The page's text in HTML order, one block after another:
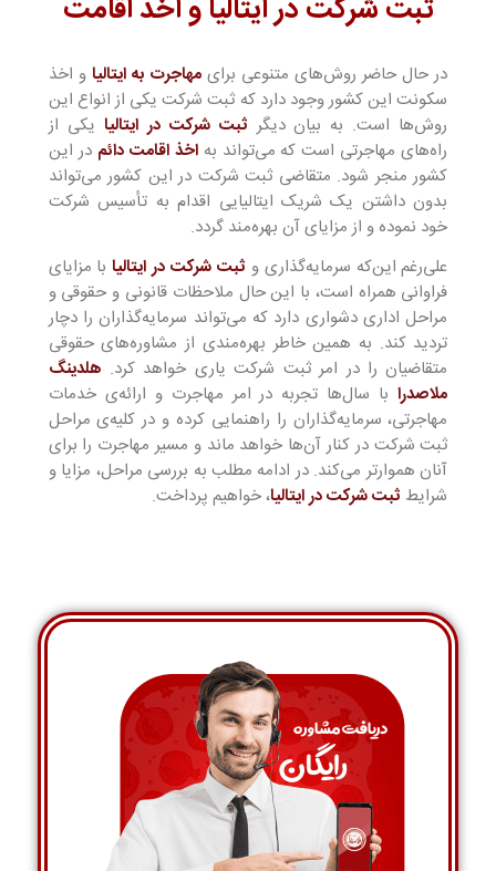
ثبت شرکت در ایتالیا و اخذ اقامت
در حال حاضر روش‌های متنوعی برایمهاجرت به ایتالیا و اخذ
سکونت این کشور وجود دارد که ثبت شرکت یکی از انواع این
روش‌ها است. به بیان دیگر ثبت شرکت در ایتالیا یکی از
راه‌های مهاجرتی است که می‌تواند بهاخذ اقامت دائم در این
کشور منجر شود. متقاضی ثبت شرکت در این کشور می‌تواند
بدون داشتن یک شریک ایتالیایی اقدام به تأسیس شرکت
خود نموده و از مزایای آن بهره‌مند گردد.
علی‌رغم این‌که سرمایه‌گذاری و ثبت شرکت در ایتالیابا مزایای
فراوانی همراه است، با این حال ملاحظات قانونی و حقوقی و
مراحل اداری دشواری دارد که می‌تواند سرمایه‌گذاران را دچار
تردید کند. به همین خاطر بهره‌مندی از مشاوره‌های حقوقی
متقاضیان را در امر ثبت شرکت یاری خواهد کرد. هلدینگ
ملاصدرا با سال‌ها تجربه در امر مهاجرت و ارائه‌ی خدمات
مهاجرتی، سرمایه‌گذاران را راهنمایی کرده و در کلیه‌ی مراحل
ثبت شرکت در کنار آن‌ها خواهد ماند و مسیر مهاجرت را برای
آنان هموارتر می‌کند. در ادامه مطلب به بررسی مراحل، مزایا و
شرایط ثبت شرکت در ایتالیا، خواهیم پرداخت.